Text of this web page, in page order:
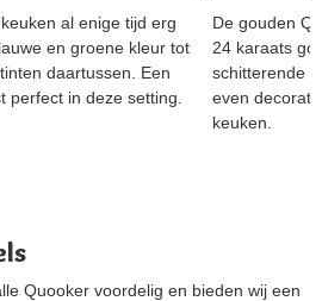
al enige tijd erg
en groene kleur tot
daartussen. Een
perfect in deze setting.
De gouden
24 karaats
schitterende
even
keuken.
Quooker voordelig en bieden wij een